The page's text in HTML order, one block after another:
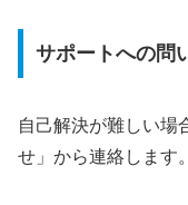
サポートへの問
自己解決が難しい場
せ」から連絡します。